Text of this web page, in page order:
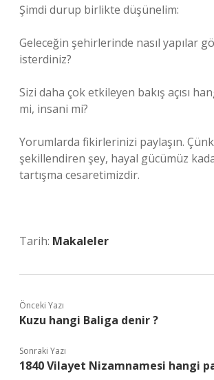
Şimdi durup birlikte düşünelim:
Geleceğin şehirlerinde nasıl yapılar
isterdiniz?
Sizi daha çok etkileyen bakış açısı
mi, insani mi?
Yorumlarda fikirlerinizi paylaşın.
şekillendiren şey, hayal gücümüz
tartışma cesaretimizdir.
Tarih: Makaleler
Önceki Yazı
Kuzu hangi Baliga denir ?
Sonraki Yazı
1840 Vilayet Nizamnamesi hangi